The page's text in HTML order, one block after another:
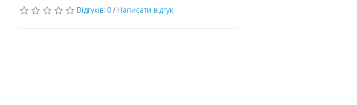
Відгуків: 0/ Написати відгук